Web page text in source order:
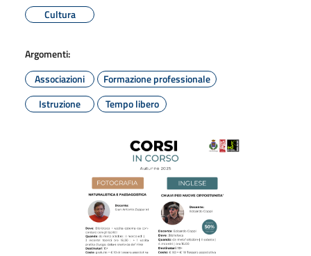
Cultura
Argomenti:
Associazioni
Formazione professionale
Istruzione
Tempo libero